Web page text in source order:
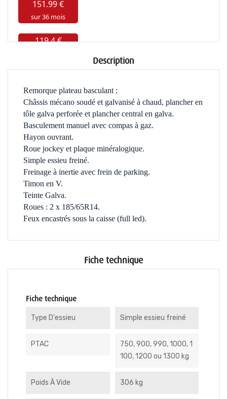
Description
Remorque plateau basculant :
Châssis mécano soudé et galvanisé à chaud, plancher en
tôle galva perforée et plancher central en galva.
Basculement manuel avec compas à gaz.
Hayon ouvrant.
Roue jockey et plaque minéralogique.
Simple essieu freiné.
Freinage à inertie avec frein de parking.
Timon en V.
Teinte Galva.
Roues : 2 x 185/65R14.
Feux encastrés sous la caisse (full led).
Fiche technique
Fiche technique
Type D'essieu Simple essieu freiné
PTAC
750, 900, 990, 1000, 1
100, 1200 ou 1300 kg
Poids À Vide 306 kg